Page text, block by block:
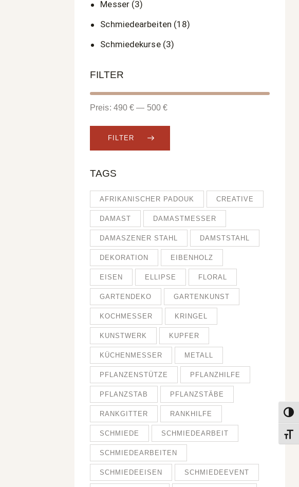
Messer (3)
Schmiedearbeiten (18)
Schmiedekurse (3)
FILTER
FILTER
Preis: 490 € — 500 €
TAGS
AFRIKANISCHER PADOUK CREATIVE
DAMAST DAMASTMESSER
DAMASZENER STAHL DAMSTSTAHL
DEKORATION EIBENHOLZ
EISEN ELLIPSE FLORAL
GARTENDEKO GARTENKUNST
KOCHMESSER KRINGEL
KUNSTWERK KUPFER
KÜCHENMESSER METALL
PFLANZENSTÜTZE PFLANZHILFE
PFLANZSTAB PFLANZSTÄBE
RANKGITTER RANKHILFE
SCHMIEDE SCHMIEDEARBEIT
SCHMIEDEARBEITEN
SCHMIEDEEISEN SCHMIEDEEVENT